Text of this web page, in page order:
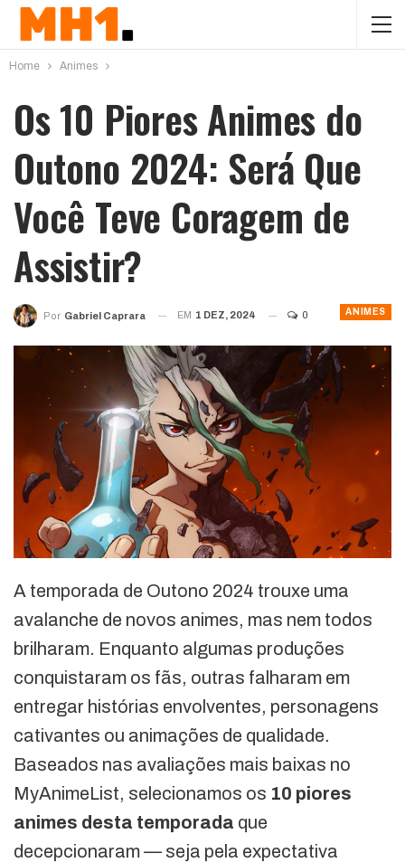
Home Animes
Os 10 Piores Animes do
Outono 2024: Será Que
Você Teve Coragem de
Assistir?
ANIMES
Por Gabriel Caprara EM 1 DEZ, 2024 0
A temporada de Outono 2024 trouxe uma
avalanche de novos animes, mas nem todos
brilharam. Enquanto algumas produções
conquistaram os fãs, outras falharam em
entregar histórias envolventes, personagens
cativantes ou animações de qualidade.
Baseados nas avaliações mais baixas no
MyAnimeList, selecionamos os 10 piores
animes desta temporada que
decepcionaram — seja pela expectativa